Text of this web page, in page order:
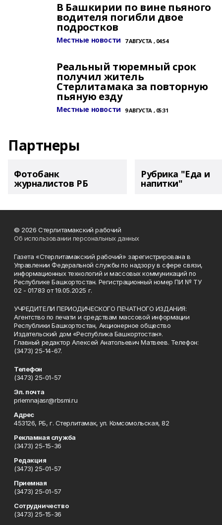
В Башкирии по вине пьяного
водителя погибли двое
подростков
Местные новости 7 АВГУСТА , 04:54
Реальный тюремный срок
получил житель
Стерлитамака за повторную
пьяную езду
Местные новости 9 АВГУСТА , 05:31
Партнеры
Фотобанк
журналистов РБ
Рубрика "Еда и
напитки"
© 2026 Стерлитамакский рабочий
Об использовании персональных данных
Газета «Стерлитамакский рабочий» зарегистрирована в
Управлении Федеральной службы по надзору в сфере связи,
информационных технологий и массовых коммуникаций по
Республике Башкортостан. Регистрационный номер ПИ № ТУ
02 - 01783 от 19.05.2025 г.
УЧРЕДИТЕЛИ ПЕРИОДИЧЕСКОГО ПЕЧАТНОГО ИЗДАНИЯ:
Агентство по печати и средствам массовой информации
Республики Башкортостан, Акционерное общество
Издательский дом «Республика Башкортостан».
Главный редактор Алексей Анатольевич Матвеев. Телефон:
(3473) 25-14-67.
Телефон
(3473) 25-01-57
Эл. почта
priemnajasr@rbsmi.ru
Адрес
453126, РБ, г. Стерлитамак, ул. Комсомольская, 82
Рекламная служба
(3473) 25-15-36
Редакция
(3473) 25-01-57
Приемная
(3473) 25-01-57
Сотрудничество
(3473) 25-15-36